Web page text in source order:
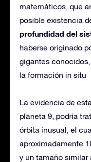
matemáticos, que
posible existencia
profundidad del
haberse originado
gigantes
la formación in situ
La evidencia de
planeta 9, podría
órbita inusual, el
aproximadamente
y un tamaño similar